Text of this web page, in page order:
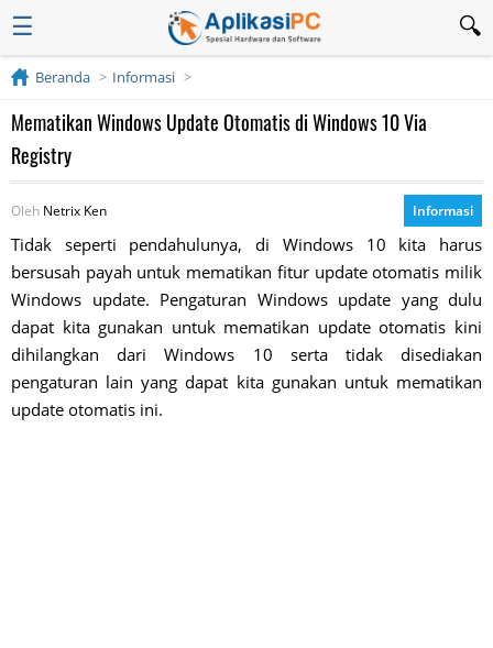
☰
Beranda Informasi
Mematikan Windows Update Otomatis di Windows 10 Via
Registry
Oleh Netrix Ken Informasi
Tidak seperti pendahulunya, di Windows 10 kita harus
bersusah payah untuk mematikan fitur update otomatis milik
Windows update. Pengaturan Windows update yang dulu
dapat kita gunakan untuk mematikan update otomatis kini
dihilangkan dari Windows 10 serta tidak disediakan
pengaturan lain yang dapat kita gunakan untuk mematikan
update otomatis ini.